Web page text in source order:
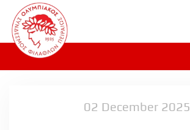
Skip to main content
02 December 2025